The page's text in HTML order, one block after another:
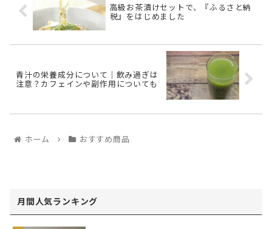
高級お茶漬けセットで、『ふるさと納
税』をはじめました
青汁の栄養成分について｜飲み過ぎは
注意？カフェインや副作用についても
ホーム おすすめ商品
月間人気ランキング